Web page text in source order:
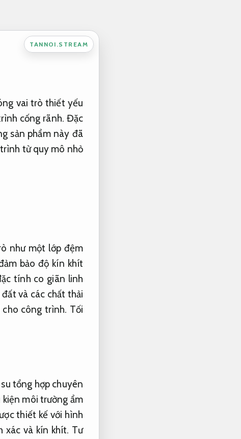
TANNOI.STREAM
vai trò thiết yếu
cống rãnh. Đặc
sản phẩm này đã
từ quy mô nhỏ
như một lớp đệm
bảo độ kín khít
tính co giãn linh
và các chất thải
công trình. Tối
tổng hợp chuyên
môi trường ẩm
thiết kế với hình
xác và kín khít. Tư